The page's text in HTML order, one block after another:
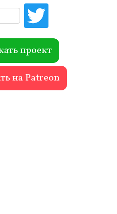
r
проект
на Patreon